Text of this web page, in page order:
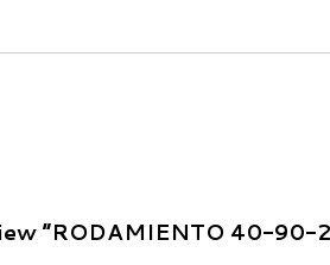
“RODAMIENTO 40-90-